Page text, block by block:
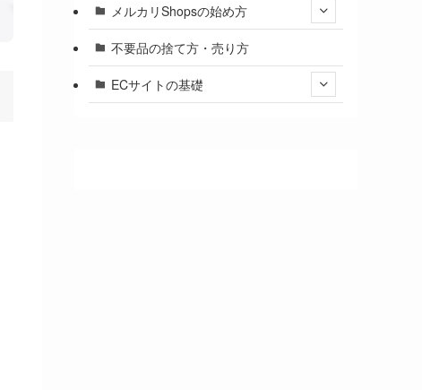
メルカリShopsの始め方
不要品の捨て方・売り方
ECサイトの基礎